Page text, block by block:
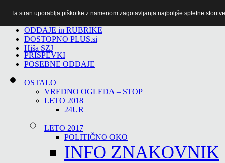
ODDAJE in RUBRIKE
DOSTOPNO PLUS.si
Hiša SZJ
PRISPEVKI
POSEBNE ODDAJE
OSTALO
VREDNO OGLEDA – STOP
LETO 2018
24UR
LETO 2017
POLITIČNO OKO
INFO ZNAKOVNIK
Ta stran uporablja piškotke z namenom zagotavljanja najboljše spletne